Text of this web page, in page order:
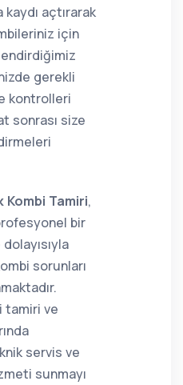
kaydı açtırarak
için
gerekli
kontrolleri
sonrası size
Kombi Tamiri,
bir
sorunları
tamiri ve
servis ve
sunmayı